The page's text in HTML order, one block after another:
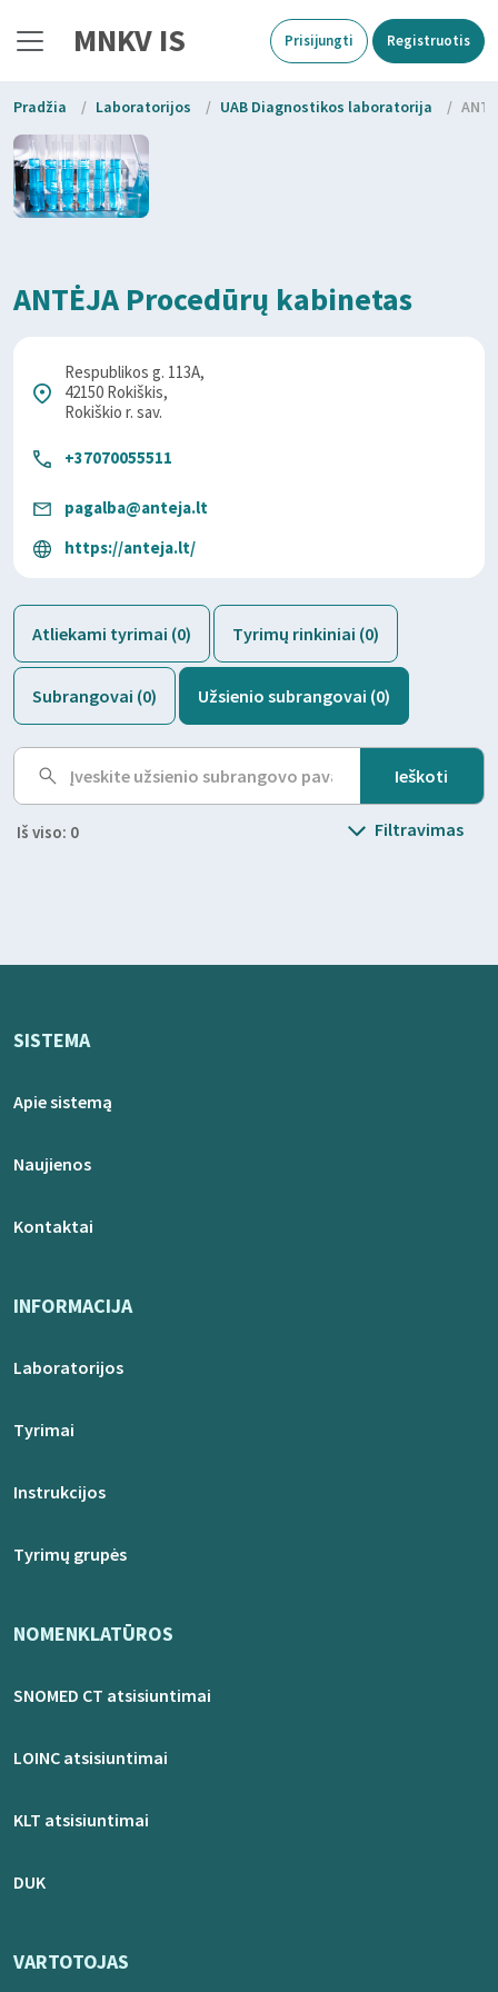
MNKV IS Prisijungti Registruotis
Pradžia / Laboratorijos / UAB Diagnostikos laboratorija /
ANTĖJA Procedūrų kabinetas
Respublikos g. 113A,
42150 Rokiškis,
Rokiškio r. sav.
+37070055511
pagalba@anteja.lt
https://anteja.lt/
Atliekami tyrimai (0) Tyrimų rinkiniai (0)
Subrangovai (0) Užsienio subrangovai (0)
Iš viso: 0 Filtravimas
SISTEMA
Apie sistemą
Naujienos
Kontaktai
INFORMACIJA
Laboratorijos
Tyrimai
Instrukcijos
Tyrimų grupės
NOMENKLATŪROS
SNOMED CT atsisiuntimai
LOINC atsisiuntimai
KLT atsisiuntimai
DUK
VARTOTOJAS